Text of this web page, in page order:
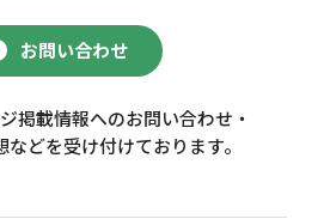
お問い合わせ
掲載情報へのお問い合わせ・
などを受け付けております。